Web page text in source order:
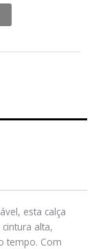
esta calça
alta,
tempo. Com